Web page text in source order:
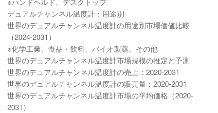
デュアルチャンネル温度計：用途別
世界のデュアルチャンネル温度計の用途別市場価値比較
（2024-2031）
※化学工業、食品・飲料、バイオ製​​薬、その他
世界のデュアルチャンネル温度計市場規模の推定と予測
世界のデュアルチャンネル温度計の売上：2020-2031
世界のデュアルチャンネル温度計の販売量：2020-2031
世界のデュアルチャンネル温度計市場の平均価格（2020-
2031）